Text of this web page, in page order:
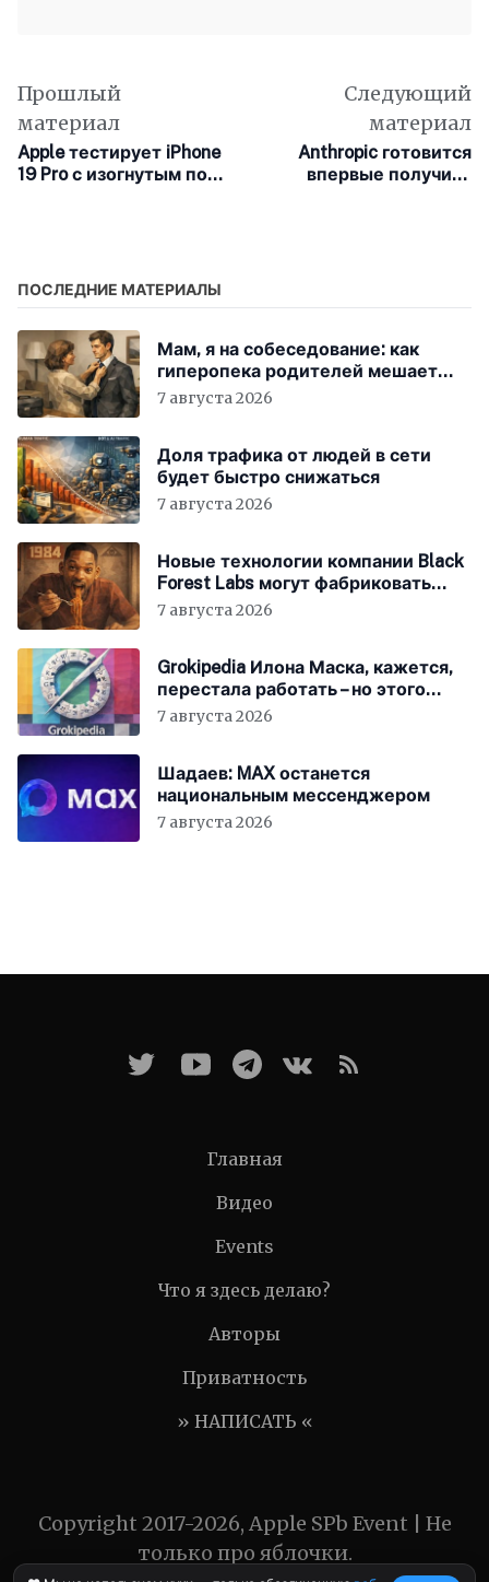
Прошлый
материал
Apple тестирует iPhone
19 Pro с изогнутым по
Следующий
материал
Anthropic готовится
впервые получить
ПОСЛЕДНИЕ МАТЕРИАЛЫ
Мам, я на собеседование: как
гиперопека родителей мешает
«зумерам» устроиться в компанию
7 августа 2026
Доля трафика от людей в сети
будет быстро снижаться
7 августа 2026
Новые технологии компании Black
Forest Labs могут фабриковать
историю, как в «1984»
7 августа 2026
Grokipedia Илона Маска, кажется,
перестала работать – но этого
никто не заметил
7 августа 2026
Шадаев: MAX останется
национальным мессенджером
7 августа 2026
Главная
Видео
Events
Что я здесь делаю?
Авторы
Приватность
» НАПИСАТЬ «
Copyright 2017-2026, Apple SPb Event | Не
только про яблочки.